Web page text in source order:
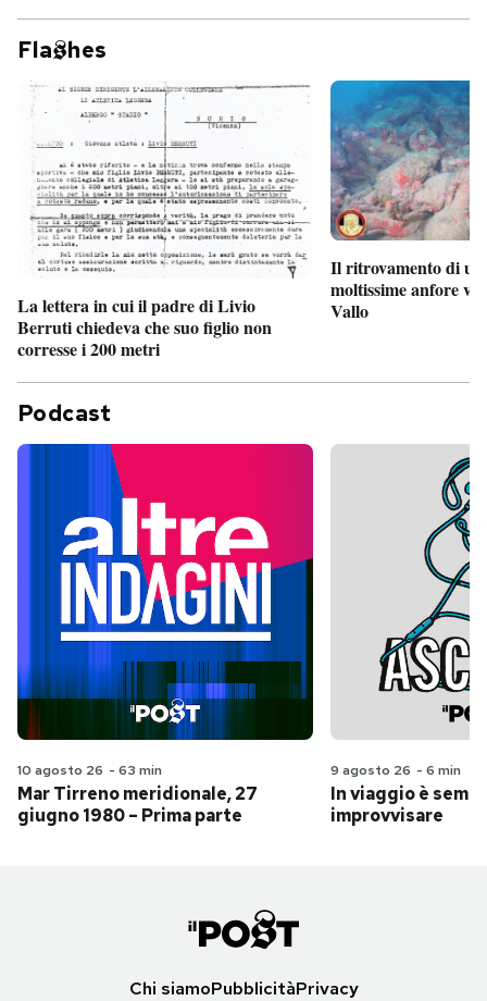
Fla hes
La lettera in cui il padre di Livio
Berruti chiedeva che suo figlio non
corresse i 200 metri
Il ritrovamento di
moltissime anfore
Vallo
Podcast
10 agosto 26 - 63 min
Mar Tirreno meridionale, 27
giugno 1980 – Prima parte
9 agosto 26 - 6 min
In viaggio è
improvvisare
Chi siamoPubblicitàPrivacy